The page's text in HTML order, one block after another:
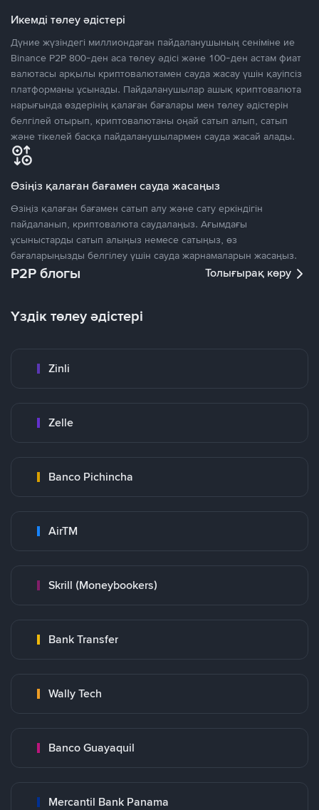
Икемді төлеу әдістері
Дүние жүзіндегі миллиондаған пайдаланушының сеніміне ие
Binance P2P 800-ден аса төлеу әдісі және 100-ден астам фиат
валютасы арқылы криптовалютамен сауда жасау үшін қауіпсіз
платформаны ұсынады. Пайдаланушылар ашық криптовалюта
нарығында өздерінің қалаған бағалары мен төлеу әдістерін
белгілей отырып, криптовалютаны оңай сатып алып, сатып
және тікелей басқа пайдаланушылармен сауда жасай алады.
Өзіңіз қалаған бағамен сауда жасаңыз
Өзіңіз қалаған бағамен сатып алу және сату еркіндігін
пайдаланып, криптовалюта саудалаңыз. Ағымдағы
ұсыныстарды сатып алыңыз немесе сатыңыз, өз
бағаларыңызды белгілеу үшін сауда жарнамаларын жасаңыз.
P2P блогы Толығырақ көру
Үздік төлеу әдістері
Zinli
Zelle
Banco Pichincha
AirTM
Skrill (Moneybookers)
Bank Transfer
Wally Tech
Banco Guayaquil
Mercantil Bank Panama